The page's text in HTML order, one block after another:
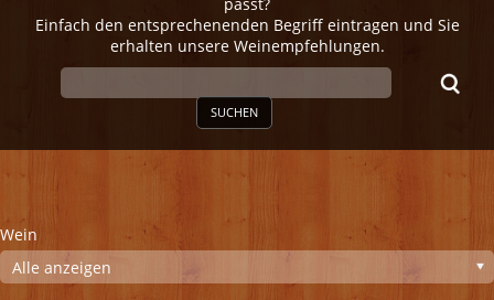
Einfach den entsprechenenden Begriff eintragen und Sie
erhalten unsere Weinempfehlungen.
SUCHEN
Wein